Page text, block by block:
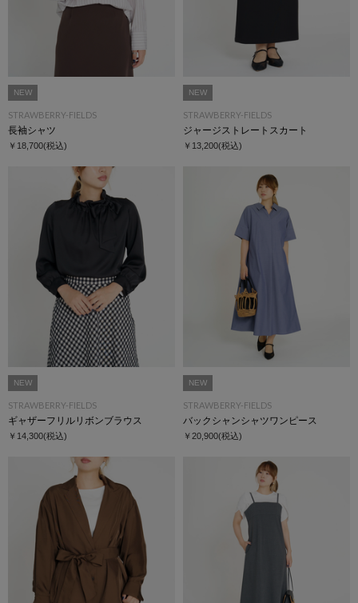
NEW
STRAWBERRY-FIELDS
長袖シャツ
￥18,700(税込)
NEW
STRAWBERRY-FIELDS
ジャージストレートスカート
￥13,200(税込)
NEW
STRAWBERRY-FIELDS
ギャザーフリルリボンブラウス
￥14,300(税込)
NEW
STRAWBERRY-FIELDS
バックシャンシャツワンピース
￥20,900(税込)